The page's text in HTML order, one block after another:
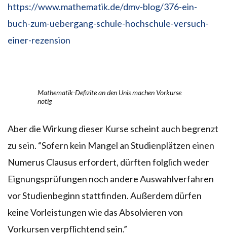
https://www.mathematik.de/dmv-blog/376-ein-
buch-zum-uebergang-schule-hochschule-versuch-
einer-rezension
Mathematik-Defizite an den Unis machen Vorkurse
nötig
Aber die Wirkung dieser Kurse scheint auch begrenzt
zu sein. “Sofern kein Mangel an Studienplätzen einen
Numerus Clausus erfordert, dürften folglich weder
Eignungsprüfungen noch andere Auswahlverfahren
vor Studienbeginn stattfinden. Außerdem dürfen
keine Vorleistungen wie das Absolvieren von
Vorkursen verpflichtend sein.”